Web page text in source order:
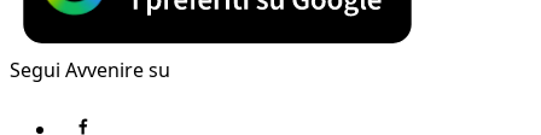
Segui Avvenire su